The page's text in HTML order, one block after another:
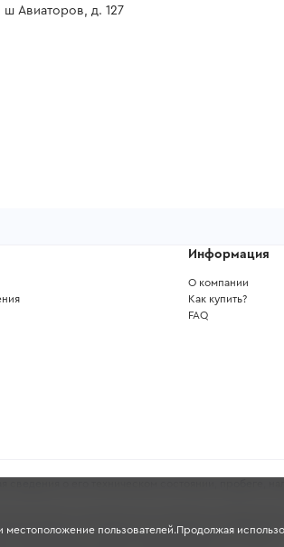
ш Авиаторов, д. 127
Информация
О компании
Как купить?
FAQ
о его техническом состоянии, пробеге,
данных, поскольку они основаны на
транспортного средства перед участием в торгах.
пользователей.Продолжая